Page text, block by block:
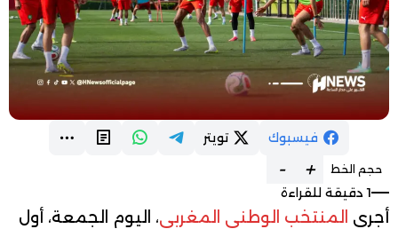
فيسبوك تويتر
حجم الخط +
-
1 دقيقة للقراءة
أجرى المنتخب الوطني المغربي، اليوم الجمعة، أول